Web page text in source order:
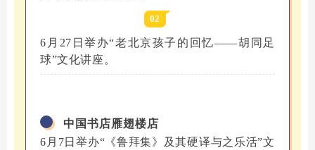
02
6月27日举办“老北京孩子的回忆——胡同足
球”文化讲座。
中国书店雁翅楼店
6月7日举办“《鲁拜集》及其硬译与之乐活”文